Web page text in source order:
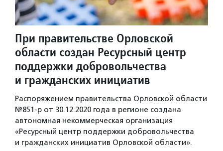
При правительстве Орловской
области создан Ресурсный центр
поддержки добровольчества
и гражданских инициатив
Распоряжением правительства Орловской области
№851-р от 30.12.2020 года в регионе создана
автономная некоммерческая организация
«Ресурсный центр поддержки добровольчества
и гражданских инициатив Орловской области».